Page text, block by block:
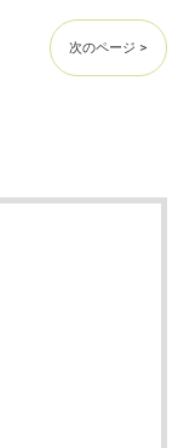
次のページ >